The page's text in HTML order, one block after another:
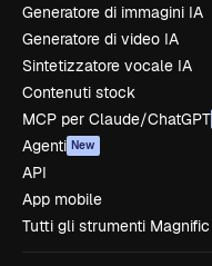
Generatore di immagini IA
Generatore di video IA
Sintetizzatore vocale IA
Contenuti stock
MCP per Claude/ChatGPT
Agenti New
API
App mobile
Tutti gli strumenti Magnific